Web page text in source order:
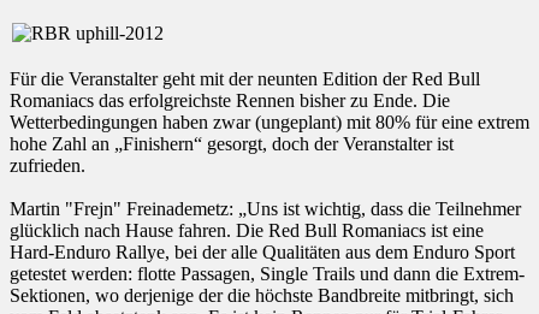
Für die Veranstalter geht mit der neunten Edition der Red Bull
Romaniacs das erfolgreichste Rennen bisher zu Ende. Die
Wetterbedingungen haben zwar (ungeplant) mit 80% für eine extrem
hohe Zahl an „Finishern“ gesorgt, doch der Veranstalter ist
zufrieden.
Martin "Frejn" Freinademetz: „Uns ist wichtig, dass die Teilnehmer
glücklich nach Hause fahren. Die Red Bull Romaniacs ist eine
Hard-Enduro Rallye, bei der alle Qualitäten aus dem Enduro Sport
getestet werden: flotte Passagen, Single Trails und dann die Extrem-
Sektionen, wo derjenige der die höchste Bandbreite mitbringt, sich